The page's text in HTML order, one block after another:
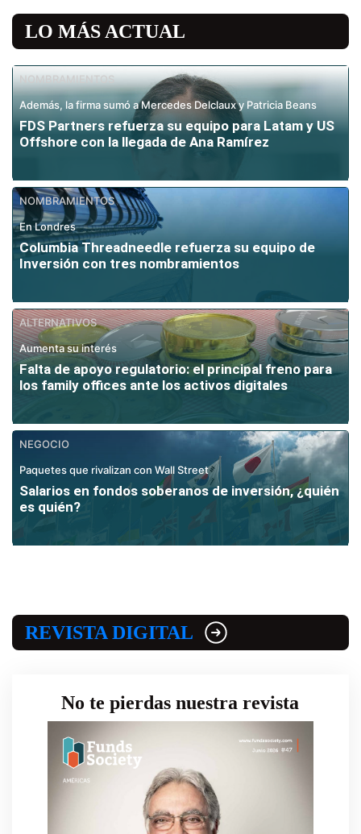
LO MÁS ACTUAL
NOMBRAMIENTOS
Además, la firma sumó a Mercedes Delclaux y Patricia Beans
FDS Partners refuerza su equipo para Latam y US
Offshore con la llegada de Ana Ramírez
NOMBRAMIENTOS
En Londres
Columbia Threadneedle refuerza su equipo de
Inversión con tres nombramientos
ALTERNATIVOS
Aumenta su interés
Falta de apoyo regulatorio: el principal freno para
los family offices ante los activos digitales
NEGOCIO
Paquetes que rivalizan con Wall Street
Salarios en fondos soberanos de inversión, ¿quién
es quién?
REVISTA DIGITAL
No te pierdas nuestra revista